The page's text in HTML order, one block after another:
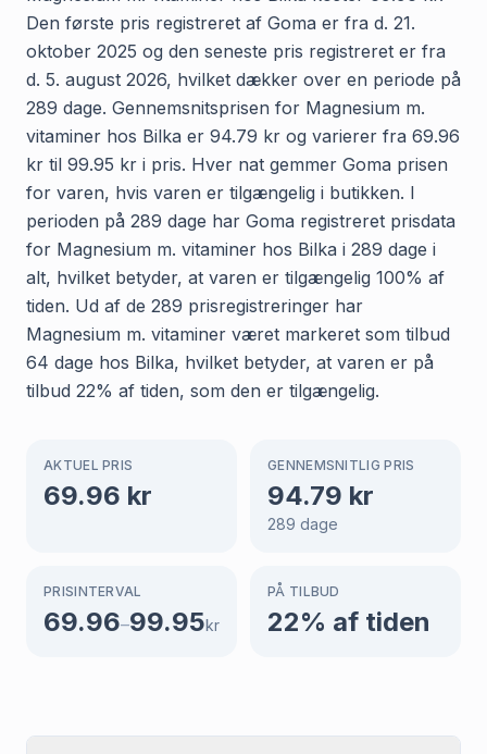
Den første pris registreret af Goma er fra d. 21.
oktober 2025 og den seneste pris registreret er fra
d. 5. august 2026, hvilket dækker over en periode på
289 dage. Gennemsnitsprisen for Magnesium m.
vitaminer hos Bilka er 94.79 kr og varierer fra 69.96
kr til 99.95 kr i pris. Hver nat gemmer Goma prisen
for varen, hvis varen er tilgængelig i butikken. I
perioden på 289 dage har Goma registreret prisdata
for Magnesium m. vitaminer hos Bilka i 289 dage i
alt, hvilket betyder, at varen er tilgængelig 100% af
tiden. Ud af de 289 prisregistreringer har
Magnesium m. vitaminer været markeret som tilbud
64 dage hos Bilka, hvilket betyder, at varen er på
tilbud 22% af tiden, som den er tilgængelig.
AKTUEL PRIS
69.96 kr
GENNEMSNITLIG PRIS
94.79 kr
289 dage
PRISINTERVAL
69.96–99.95kr
PÅ TILBUD
22% af tiden